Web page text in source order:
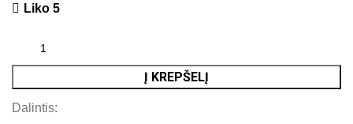
Liko 5
Į KREPŠELĮ
Dalintis: